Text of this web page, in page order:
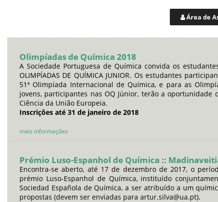
Área de
Olimpíadas de Química 2018
A Sociedade Portuguesa de Química convida os
OLIMPÍADAS DE QUÍMICA JUNIOR. Os estudantes
51ª Olimpíada Internacional de Química, e para as
jovens, participantes nas OQ Júnior, terão a
Ciência da União Europeia.
Inscrições até 31 de janeiro de 2018
mais informações
Prémio Luso-Espanhol de Química ::
Encontra-se aberto, até 17 de dezembro de 2017, o
prémio Luso-Espanhol de Química, instituído
Sociedad Española de Química, a ser atribuído a um
propostas (devem ser enviadas para artur.silva@ua.pt).